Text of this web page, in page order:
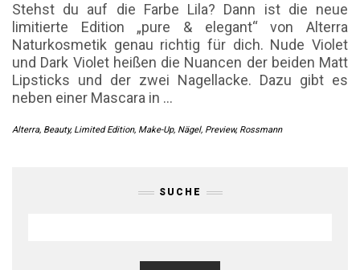
Stehst du auf die Farbe Lila? Dann ist die neue
limitierte Edition „pure & elegant“ von Alterra
Naturkosmetik genau richtig für dich. Nude Violet
und Dark Violet heißen die Nuancen der beiden Matt
Lipsticks und der zwei Nagellacke. Dazu gibt es
neben einer Mascara in …
Alterra, Beauty, Limited Edition, Make-Up, Nägel, Preview, Rossmann
SUCHE